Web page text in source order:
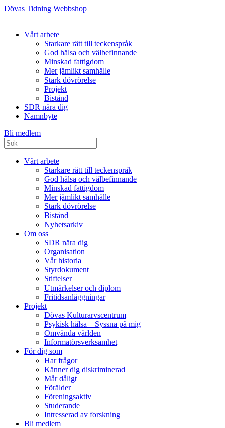
Dövas Tidning Webbshop
Vårt arbete
Starkare rätt till teckenspråk
God hälsa och välbefinnande
Minskad fattigdom
Mer jämlikt samhälle
Stark dövrörelse
Projekt
Bistånd
SDR nära dig
Namnbyte
Bli medlem
Vårt arbete
Starkare rätt till teckenspråk
God hälsa och välbefinnande
Minskad fattigdom
Mer jämlikt samhälle
Stark dövrörelse
Bistånd
Nyhetsarkiv
Om oss
SDR nära dig
Organisation
Vår historia
Styrdokument
Stiftelser
Utmärkelser och diplom
Fritidsanläggningar
Projekt
Dövas Kulturarvscentrum
Psykisk hälsa – Syssna på mig
Omvända världen
Informatörsverksamhet
För dig som
Har frågor
Känner dig diskriminerad
Mår dåligt
Förälder
Föreningsaktiv
Studerande
Intresserad av forskning
Bli medlem